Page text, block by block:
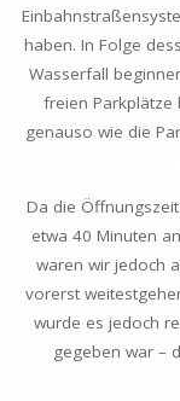
haben. In Folge
Wasserfall
freien Parkplätze
genauso wie die
Da die
etwa 40 Minuten
waren wir jedoch
vorerst
wurde es jedoch
gegeben war –